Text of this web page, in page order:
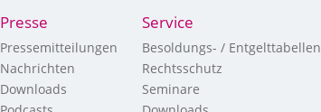
Presse
Pressemitteilungen
Nachrichten
Downloads
Service
Besoldungs- / Entgelttabellen
Rechtsschutz
Seminare